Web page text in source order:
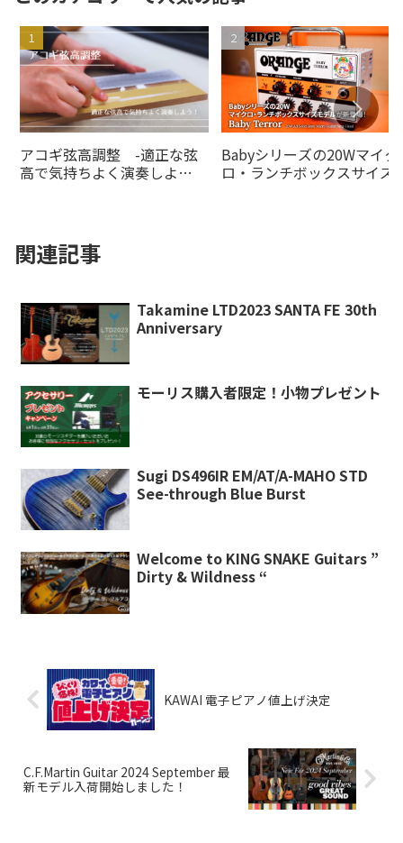
アコギ弦高調整 -適正な弦
高で気持ちよく演奏しよ
Babyシリーズの20Wマイク
ロ・ランチボックスサイズ
関連記事
Takamine LTD2023 SANTA FE 30th
Anniversary
モーリス購入者限定！小物プレゼント
Sugi DS496IR EM/AT/A-MAHO STD
See-through Blue Burst
Welcome to KING SNAKE Guitars ”
Dirty & Wildness “
C.F.Martin Guitar 2024 September 最
新モデル入荷開始しました！
KAWAI 電子ピアノ値上げ決定